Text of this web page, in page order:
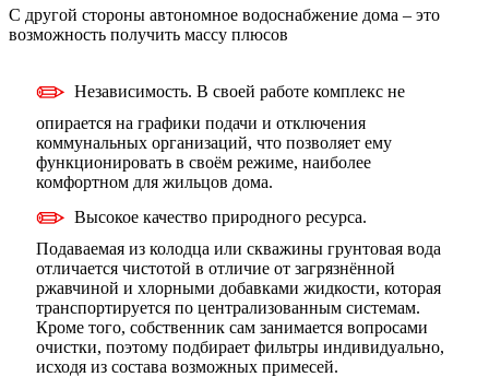
С другой стороны автономное водоснабжение дома – это
возможность получить массу плюсов
Независимость. В своей работе комплекс не
опирается на графики подачи и отключения
коммунальных организаций, что позволяет ему
функционировать в своём режиме, наиболее
комфортном для жильцов дома.
Высокое качество природного ресурса.
Подаваемая из колодца или скважины грунтовая вода
отличается чистотой в отличие от загрязнённой
ржавчиной и хлорными добавками жидкости, которая
транспортируется по централизованным системам.
Кроме того, собственник сам занимается вопросами
очистки, поэтому подбирает фильтры индивидуально,
исходя из состава возможных примесей.